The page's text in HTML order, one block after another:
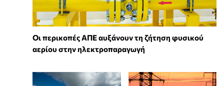
Οι περικοπές ΑΠΕ αυξάνουν τη ζήτηση φυσικού
αερίου στην ηλεκτροπαραγωγή